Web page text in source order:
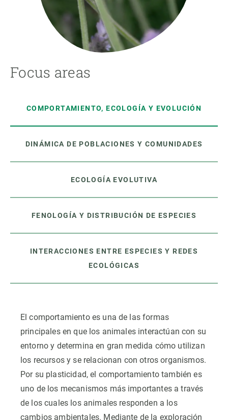
Focus areas
COMPORTAMIENTO, ECOLOGÍA Y EVOLUCIÓN
DINÁMICA DE POBLACIONES Y COMUNIDADES
ECOLOGÍA EVOLUTIVA
FENOLOGÍA Y DISTRIBUCIÓN DE ESPECIES
INTERACCIONES ENTRE ESPECIES Y REDES
ECOLÓGICAS
El comportamiento es una de las formas
principales en que los animales interactúan con su
entorno y determina en gran medida cómo utilizan
los recursos y se relacionan con otros organismos.
Por su plasticidad, el comportamiento también es
uno de los mecanismos más importantes a través
de los cuales los animales responden a los
cambios ambientales. Mediante de la exploración